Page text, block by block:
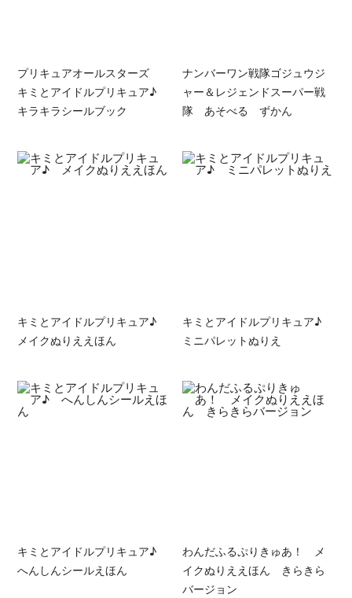
プリキュアオールスターズ
キミとアイドルプリキュア♪
キラキラシールブック
ナンバーワン戦隊ゴジュウジ
ャー＆レジェンドスーパー戦
隊 あそべる ずかん
キミとアイドルプリキュア♪
メイクぬりええほん
キミとアイドルプリキュア♪
ミニパレットぬりえ
キミとアイドルプリキュア♪
へんしんシールえほん
わんだふるぷりきゅあ！ メ
イクぬりええほん きらきら
バージョン